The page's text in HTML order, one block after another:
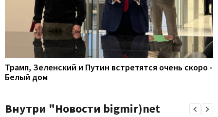
Трамп, Зеленский и Путин встретятся очень скоро -
Белый дом
Внутри "Новости bigmir)net